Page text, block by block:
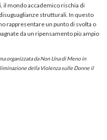
il mondo accademico rischia di
strutturali. In questo
rappresentare un punto di svolta o
da un ripensamento più ampio
organizzata da Non Una di Meno in
della Violenza sulle Donne il